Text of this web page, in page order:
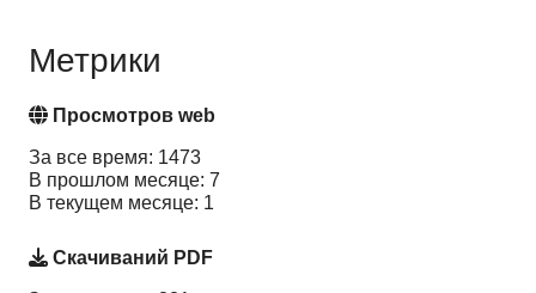
Метрики
Просмотров web
За все время: 1473
В прошлом месяце: 7
В текущем месяце: 1
Скачиваний PDF